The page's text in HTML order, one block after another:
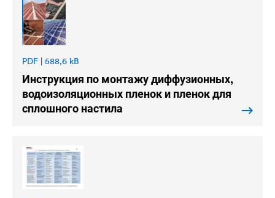
PDF | 588,6 kB
Инструкция по монтажу диффузионных,
водоизоляционных пленок и пленок для
сплошного настила